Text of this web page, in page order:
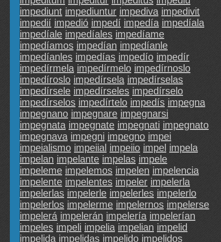
impediunt impediuntur impediva impedivit
impedií impedió impedí impedía impedíala
impedíale impedíales impedíame
impedíamos impedían impedíanle
impedíanles impedías impedío impedír
impedírmela impedírmelo impedírnoslo
impedíroslo impedírsela impedírselas
impedírsele impedírseles impedírselo
impedírselos impedírtelo impedís impegna
impegnano impegnare impegnarsi
impegnata impegnate impegnati impegnato
impegnava impegni impegno impei
impeialismo impeiial impeiio impel impela
impelan impelante impelas impele
impeleme impelemos impelen impelencia
impelente impelentes impeler impelerla
impelerlas impelerle impelerles impelerlo
impelerlos impelerme impelernos impelerse
impelerá impelerán impelería impelerían
impeles impeli impelia impelian impelid
impelida impelidas impelido impelidos